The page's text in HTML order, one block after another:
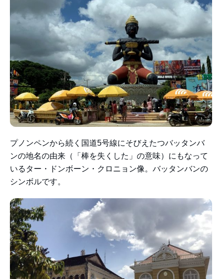
プノンペンから続く国道5号線にそびえたつバッタンバ
ンの地名の由来（「棒を失くした」の意味）にもなって
いるター・ドンボーン・クロニョン像。バッタンバンの
シンボルです。